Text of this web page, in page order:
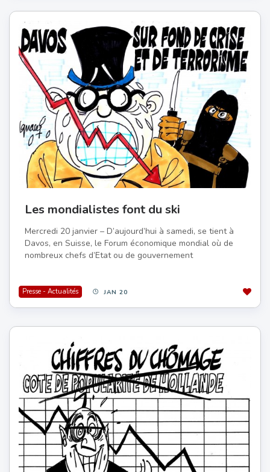
Les mondialistes font du ski
Mercredi 20 janvier – D’aujourd’hui à samedi, se tient à
Davos, en Suisse, le Forum économique mondial où de
nombreux chefs d’Etat ou de gouvernement
Presse - Actualités JAN 20